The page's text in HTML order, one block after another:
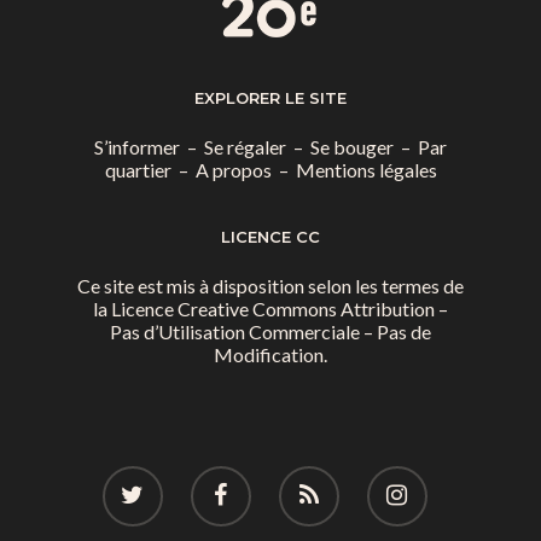
EXPLORER LE SITE
S’informer – Se régaler – Se bouger – Par
quartier– A propos – Mentions légales
LICENCE CC
Ce site est mis à disposition selon les termes de
la Licence Creative Commons Attribution –
Pas d’Utilisation Commerciale – Pas de
Modification.